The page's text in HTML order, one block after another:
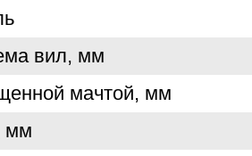
вил, мм
мачтой, мм
мм